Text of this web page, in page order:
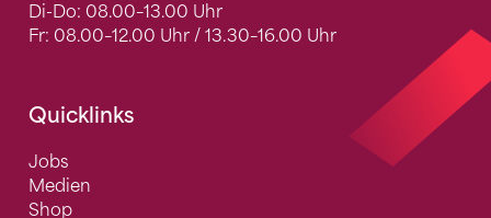
Di-Do: 08.00–13.00 Uhr
Fr: 08.00–12.00 Uhr / 13.30–16.00 Uhr
Quicklinks
Jobs
Medien
Shop